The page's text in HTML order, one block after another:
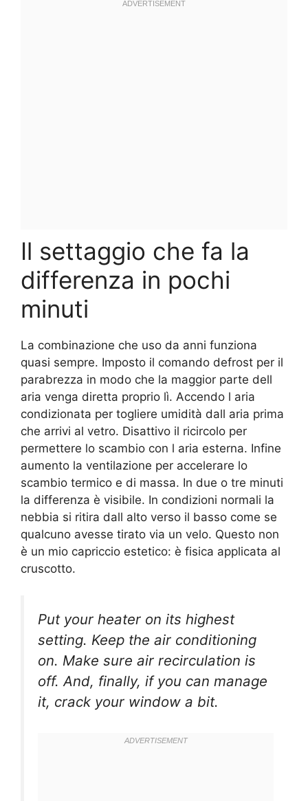
Il settaggio che fa la
differenza in pochi
minuti
La combinazione che uso da anni funziona
quasi sempre. Imposto il comando defrost per il
parabrezza in modo che la maggior parte dell
aria venga diretta proprio lì. Accendo l aria
condizionata per togliere umidità dall aria prima
che arrivi al vetro. Disattivo il ricircolo per
permettere lo scambio con l aria esterna. Infine
aumento la ventilazione per accelerare lo
scambio termico e di massa. In due o tre minuti
la differenza è visibile. In condizioni normali la
nebbia si ritira dall alto verso il basso come se
qualcuno avesse tirato via un velo. Questo non
è un mio capriccio estetico: è fisica applicata al
cruscotto.
Put your heater on its highest
setting. Keep the air conditioning
on. Make sure air recirculation is
off. And, finally, if you can manage
it, crack your window a bit.